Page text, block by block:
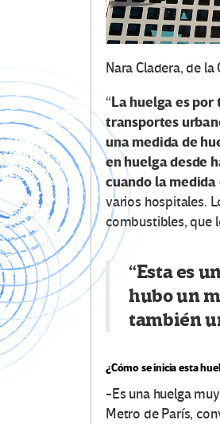
Nara Cladera, de
“La huelga es
transportes
una medida de
en huelga desde
cuando la
varios hospitales.
combustibles, que
“Esta es
hubo un
también
¿Cómo se inicia esta
-Es una huelga
Metro de París,